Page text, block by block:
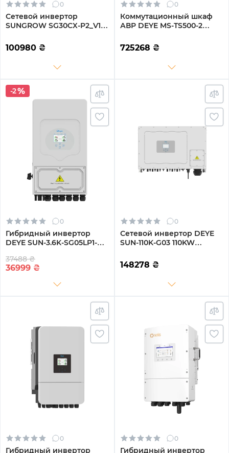
0
Сетевой инвертор
SUNGROW SG30CX-P2_V1+
Трехфазный (ASG01763)
100980 ₴
0
Коммутационный шкаф
АВР DEYE MS-TS500-2
(MS-TS500-2)
725268 ₴
-2
0
Гибридный инвертор
DEYE SUN-3.6K-SG05LP1-
2 MPPT 220V Однофазный
(SUN-3.6K-SG05LP1-EU-AM2-
37488 ₴
36999 ₴
0
Сетевой инвертор DEYE
SUN-110K-G03 110KW
148278 ₴
0
Гибридный инвертор
0
Гибридный инвертор